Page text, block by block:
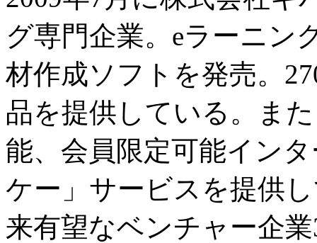
グ専門企業。eラーニン
材作成ソフトを発売。
品を提供している。ま
能、会員限定可能イン
ケー」サービスを提供
来有望なベンチャー企業